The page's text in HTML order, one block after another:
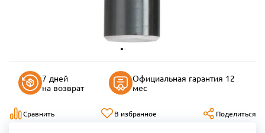
7 дней
на возврат
Официальная гарантия 12
мес
Сравнить В избранное Поделиться